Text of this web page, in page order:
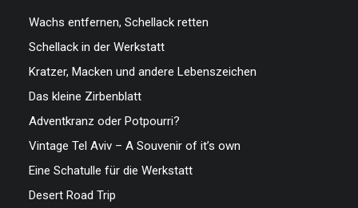
Wachs entfernen, Schellack retten
Schellack in der Werkstatt
Kratzer, Macken und andere Lebenszeichen
Das kleine Zirbenblatt
Adventkranz oder Potpourri?
Vintage Tel Aviv – A Souvenir of it’s own
Eine Schatulle für die Werkstatt
Desert Road Trip